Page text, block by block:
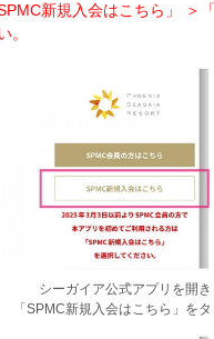
新規入会はこちら」 ＞
。
シーガイア公式アプリを開き
「SPMC新規入会はこちら」を